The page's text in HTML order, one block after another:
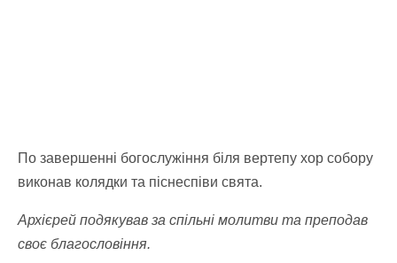
По завершенні богослужіння біля вертепу хор собору
виконав колядки та піснеспіви свята.
Архієрей подякував за спільні молитви та преподав
своє благословіння.